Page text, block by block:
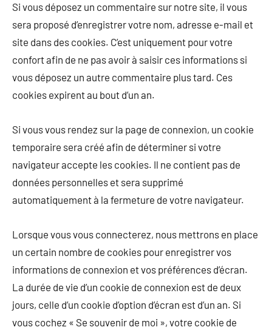
Si vous déposez un commentaire sur notre site, il vous
sera proposé d’enregistrer votre nom, adresse e-mail et
site dans des cookies. C’est uniquement pour votre
confort afin de ne pas avoir à saisir ces informations si
vous déposez un autre commentaire plus tard. Ces
cookies expirent au bout d’un an.
Si vous vous rendez sur la page de connexion, un cookie
temporaire sera créé afin de déterminer si votre
navigateur accepte les cookies. Il ne contient pas de
données personnelles et sera supprimé
automatiquement à la fermeture de votre navigateur.
Lorsque vous vous connecterez, nous mettrons en place
un certain nombre de cookies pour enregistrer vos
informations de connexion et vos préférences d’écran.
La durée de vie d’un cookie de connexion est de deux
jours, celle d’un cookie d’option d’écran est d’un an. Si
vous cochez « Se souvenir de moi », votre cookie de